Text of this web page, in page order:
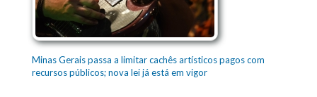
Minas Gerais passa a limitar cachês artísticos pagos com
recursos públicos; nova lei já está em vigor